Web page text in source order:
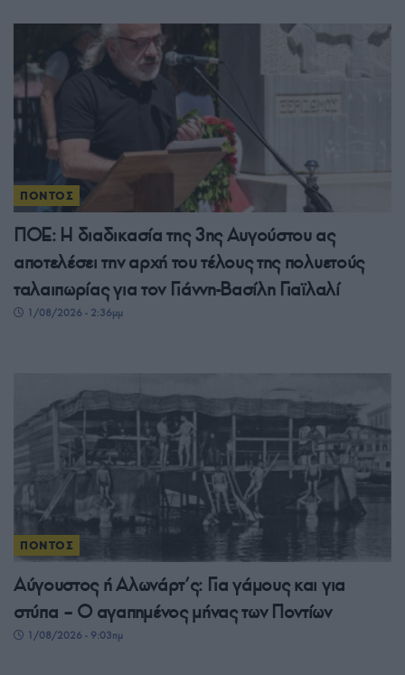
ΠΟΝΤΟΣ
ΠΟΕ: Η διαδικασία της 3ης Αυγούστου ας
αποτελέσει την αρχή του τέλους της πολυετούς
ταλαιπωρίας για τον Γιάννη-Βασίλη Γιαϊλαλί
1/08/2026 - 2:36μμ
ΠΟΝΤΟΣ
Αύγουστος ή Αλωνάρτ’ς: Για γάμους και για
στύπα – Ο αγαπημένος μήνας των Ποντίων
1/08/2026 - 9:03πμ